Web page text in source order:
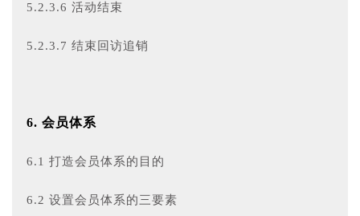
5.2.3.6 活动结束
5.2.3.7 结束回访追销
6. 会员体系
6.1 打造会员体系的目的
6.2 设置会员体系的三要素